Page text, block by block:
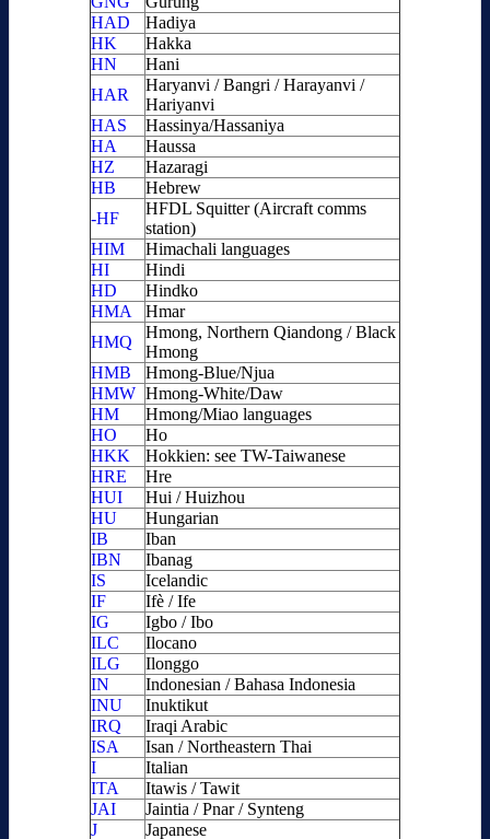
HAD
Hadiya
HK
Hakka
HN
Hani
HAR
Haryanvi / Bangri / Harayanvi /
Hariyanvi
HAS
Hassinya/Hassaniya
HA
Haussa
HZ
Hazaragi
HB
Hebrew
-HF
HFDL Squitter (Aircraft comms
station)
HIM
Himachali languages
HI
Hindi
HD
Hindko
HMA
Hmar
HMQ
Hmong, Northern Qiandong / Black
Hmong
HMB
Hmong-Blue/Njua
HMW Hmong-White/Daw
HM
Hmong/Miao languages
HO
Ho
HKK
Hokkien: see TW-Taiwanese
HRE
Hre
HUI
Hui / Huizhou
HU
Hungarian
IB
Iban
IBN
Ibanag
IS
Icelandic
IF
Ifè / Ife
IG
Igbo / Ibo
ILC
Ilocano
ILG
Ilonggo
IN
Indonesian / Bahasa Indonesia
INU
Inuktikut
IRQ
Iraqi Arabic
ISA
Isan / Northeastern Thai
I
Italian
ITA
Itawis / Tawit
JAI
Jaintia / Pnar / Synteng
J
Japanese